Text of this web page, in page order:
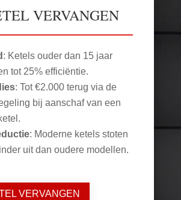
VERVANGEN
: Ketels ouder dan 15 jaar
tot 25% efficiëntie.
: Tot €2.000 terug via de
bij aanschaf van een
: Moderne ketels stoten
uit dan oudere modellen.
VERVANGEN